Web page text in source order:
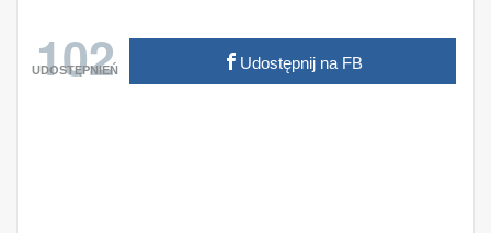
102
UDOSTĘPNIEŃ Udostępnij na FB